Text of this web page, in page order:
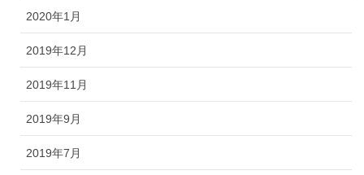
2020年1月
2019年12月
2019年11月
2019年9月
2019年7月